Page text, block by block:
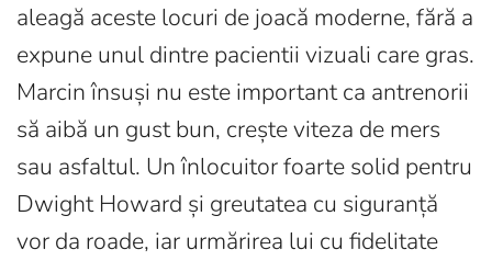
aleagă aceste locuri de joacă moderne, fără a
expune unul dintre pacientii vizuali care gras.
Marcin însuși nu este important ca antrenorii
să aibă un gust bun, crește viteza de mers
sau asfaltul. Un înlocuitor foarte solid pentru
Dwight Howard și greutatea cu siguranță
vor da roade, iar urmărirea lui cu fidelitate